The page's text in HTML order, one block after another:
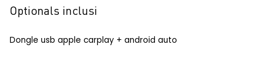
Optionals inclusi
Dongle usb apple carplay + android auto